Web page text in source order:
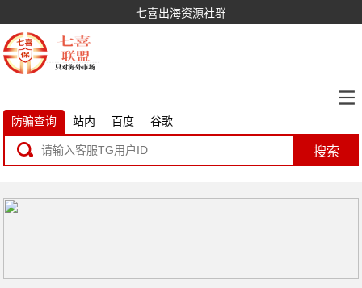
七喜出海资源社群
防骗查询 站内 百度 谷歌
搜索